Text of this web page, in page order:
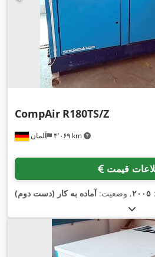
آلمان ۴٬۰۶۹ km
CompAir R180TS/Z
قیمت
۲۰۰۵, وضعیت: آماده به کار (دست دوم)